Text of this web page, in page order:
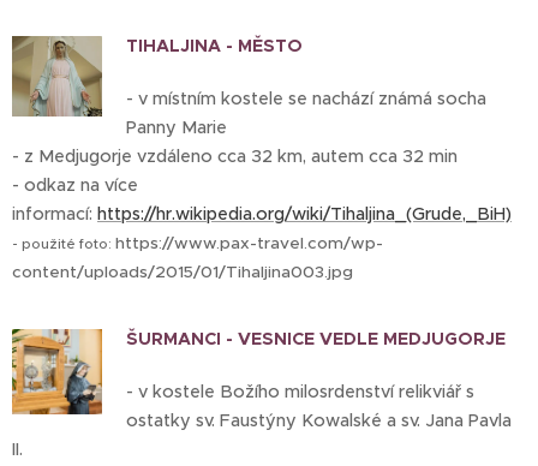
TIHALJINA - MĚSTO
- v místním kostele se nachází známá socha
Panny Marie
- z Medjugorje vzdáleno cca 32 km, autem cca 32 min
- odkaz na více
informací: https://hr.wikipedia.org/wiki/Tihaljina_(Grude,_BiH)
- použité foto: https://www.pax-travel.com/wp-
content/uploads/2015/01/Tihaljina003.jpg
ŠURMANCI - VESNICE VEDLE MEDJUGORJE
- v kostele Božího milosrdenství relikviář s
ostatky sv. Faustýny Kowalské a sv. Jana Pavla
II.